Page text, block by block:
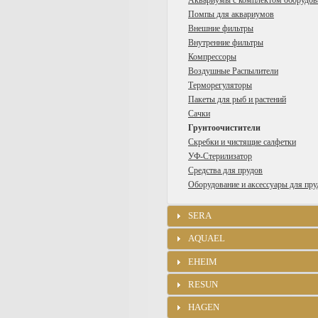
Помпы для аквариумов
Внешние фильтры
Внутренние фильтры
Компрессоры
Воздушные Распылители
Терморегуляторы
Пакеты для рыб и растений
Сачки
Грунтоочистители
Скребки и чистящие салфетки
УФ-Стерилизатор
Средства для прудов
Оборудование и аксессуары для
SERA
AQUAEL
EHEIM
RESUN
HAGEN